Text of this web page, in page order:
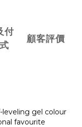
付
顧客評價
leveling gel colour
favourite